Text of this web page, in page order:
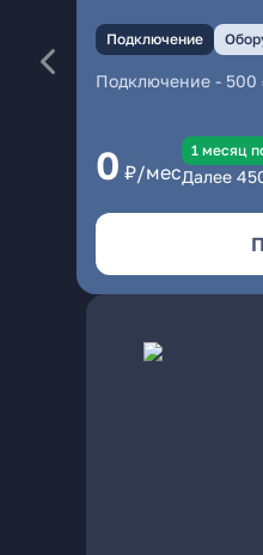
Подключение
Подключение - 500
0 ₽/мес
1 месяц
Далее